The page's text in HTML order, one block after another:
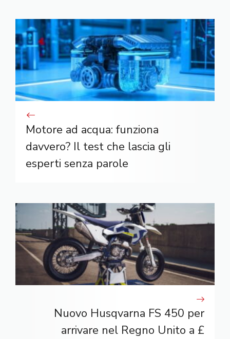
Motore ad acqua: funziona
davvero? Il test che lascia gli
esperti senza parole
Nuovo Husqvarna FS 450 per
arrivare nel Regno Unito a £